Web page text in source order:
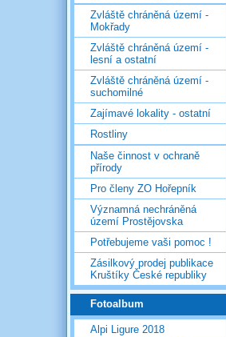
Zvláště chráněná území -
Mokřady
Zvláště chráněná území -
lesní a ostatní
Zvláště chráněná území -
suchomilné
Zajímavé lokality - ostatní
Rostliny
Naše činnost v ochraně
přírody
Pro členy ZO Hořepník
Významná nechráněná
území Prostějovska
Potřebujeme vaši pomoc !
Zásilkový prodej publikace
Kruštíky České republiky
Fotoalbum
Alpi Ligure 2018